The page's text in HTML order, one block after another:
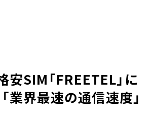
安SIM「FREETEL」に
界最速の通信速度」